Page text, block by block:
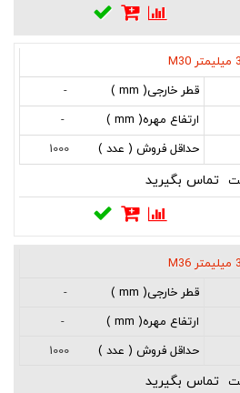
-
-
1000
تماس بگیرید
-
-
1000
تماس بگیرید